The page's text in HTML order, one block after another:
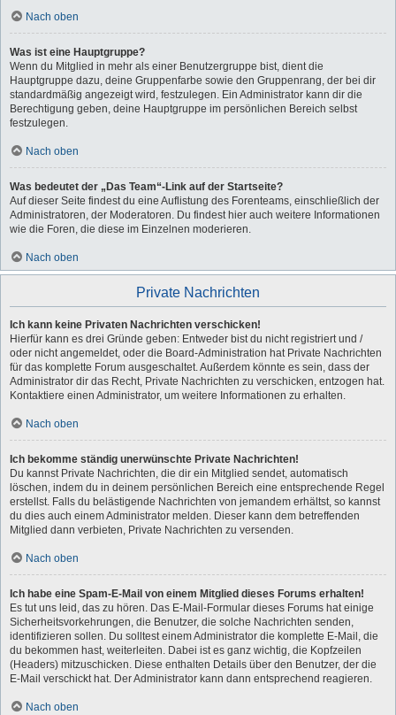
Nach oben
Was ist eine Hauptgruppe?
Wenn du Mitglied in mehr als einer Benutzergruppe bist, dient die
Hauptgruppe dazu, deine Gruppenfarbe sowie den Gruppenrang, der bei dir
standardmäßig angezeigt wird, festzulegen. Ein Administrator kann dir die
Berechtigung geben, deine Hauptgruppe im persönlichen Bereich selbst
festzulegen.
Nach oben
Was bedeutet der „Das Team“-Link auf der Startseite?
Auf dieser Seite findest du eine Auflistung des Forenteams, einschließlich der
Administratoren, der Moderatoren. Du findest hier auch weitere Informationen
wie die Foren, die diese im Einzelnen moderieren.
Nach oben
Private Nachrichten
Ich kann keine Privaten Nachrichten verschicken!
Hierfür kann es drei Gründe geben: Entweder bist du nicht registriert und /
oder nicht angemeldet, oder die Board-Administration hat Private Nachrichten
für das komplette Forum ausgeschaltet. Außerdem könnte es sein, dass der
Administrator dir das Recht, Private Nachrichten zu verschicken, entzogen hat.
Kontaktiere einen Administrator, um weitere Informationen zu erhalten.
Nach oben
Ich bekomme ständig unerwünschte Private Nachrichten!
Du kannst Private Nachrichten, die dir ein Mitglied sendet, automatisch
löschen, indem du in deinem persönlichen Bereich eine entsprechende Regel
erstellst. Falls du belästigende Nachrichten von jemandem erhältst, so kannst
du dies auch einem Administrator melden. Dieser kann dem betreffenden
Mitglied dann verbieten, Private Nachrichten zu versenden.
Nach oben
Ich habe eine Spam-E-Mail von einem Mitglied dieses Forums erhalten!
Es tut uns leid, das zu hören. Das E-Mail-Formular dieses Forums hat einige
Sicherheitsvorkehrungen, die Benutzer, die solche Nachrichten senden,
identifizieren sollen. Du solltest einem Administrator die komplette E-Mail, die
du bekommen hast, weiterleiten. Dabei ist es ganz wichtig, die Kopfzeilen
(Headers) mitzuschicken. Diese enthalten Details über den Benutzer, der die
E-Mail verschickt hat. Der Administrator kann dann entsprechend reagieren.
Nach oben